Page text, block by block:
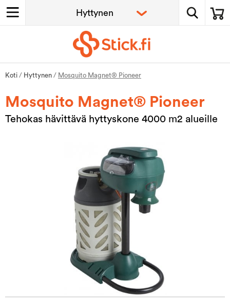
Koti / Hyttynen / Mosquito Magnet® Pioneer
Mosquito Magnet® Pioneer
Tehokas hävittävä hyttyskone 4000 m2 alueille